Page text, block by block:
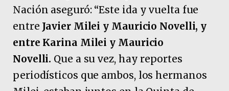
Nación aseguró: “Este ida y vuelta fue
entre Javier Milei y Mauricio Novelli, y
entre Karina Milei y Mauricio
Novelli. Que a su vez, hay reportes
periodísticos que ambos, los hermanos